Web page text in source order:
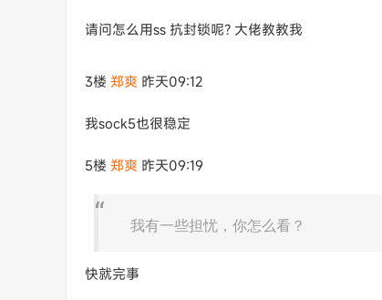
请问怎么用ss 抗封锁呢? 大佬教教我
3楼 郑爽 昨天09:12
我sock5也很稳定
5楼 郑爽 昨天09:19
我有一些担忧，你怎么看？
快就完事